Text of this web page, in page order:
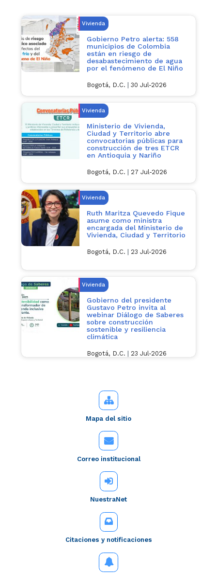
Vivienda
Gobierno Petro alerta: 558
municipios de Colombia
están en riesgo de
desabastecimiento de agua
por el fenómeno de El Niño
Bogotá, D.C. 30 Jul-2026
Vivienda
Ministerio de Vivienda,
Ciudad y Territorio abre
convocatorias públicas para
construcción de tres ETCR
en Antioquia y Nariño
Bogotá, D.C. 27 Jul-2026
Vivienda
Ruth Maritza Quevedo Fique
asume como ministra
encargada del Ministerio de
Vivienda, Ciudad y Territorio
Bogotá, D.C. 23 Jul-2026
Vivienda
Gobierno del presidente
Gustavo Petro invita al
webinar Diálogo de Saberes
sobre construcción
sostenible y resiliencia
climática
Bogotá, D.C. 23 Jul-2026
Mapa del sitio
Correo institucional
NuestraNet
Citaciones y notificaciones